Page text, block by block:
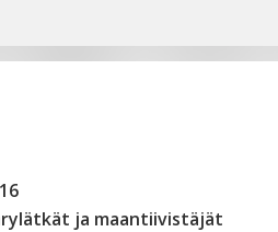
ja maantiivistäjät